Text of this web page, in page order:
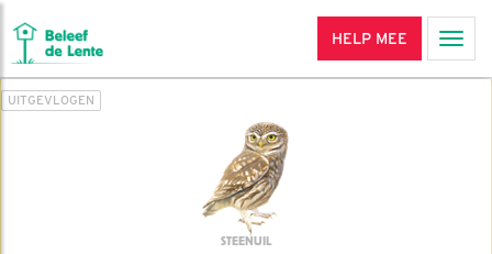
HELP MEE
UITGEVLOGEN
STEENUIL